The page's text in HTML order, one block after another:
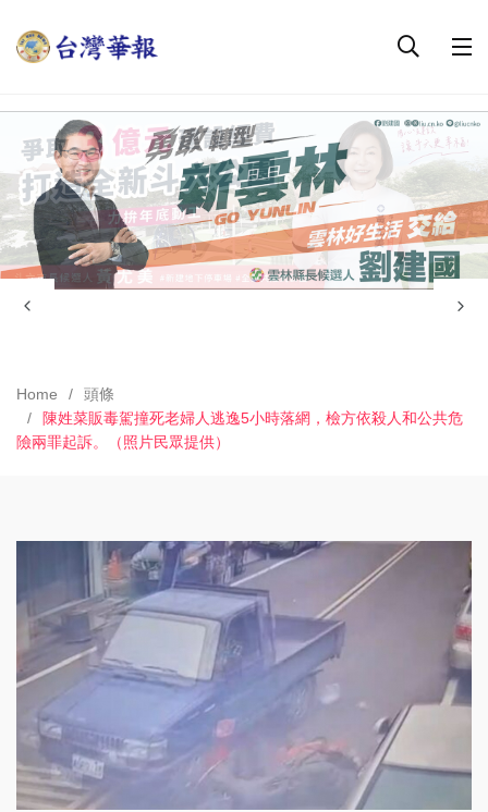
Home
頭條
陳姓菜販毒駕撞死老婦人逃逸5小時落網，檢方依殺人和公共危
險兩罪起訴。（照片民眾提供）